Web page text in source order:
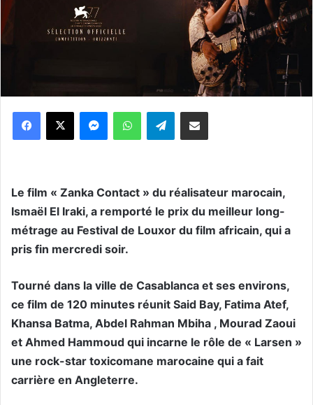
WhatsApp Telegram
Le film « Zanka Contact » du réalisateur marocain,
Ismaël El Iraki, a remporté le prix du meilleur long-
métrage au Festival de Louxor du film africain, qui a
pris fin mercredi soir.
Tourné dans la ville de Casablanca et ses environs,
ce film de 120 minutes réunit Said Bay, Fatima Atef,
Khansa Batma, Abdel Rahman Mbiha , Mourad Zaoui
et Ahmed Hammoud qui incarne le rôle de « Larsen »
une rock-star toxicomane marocaine qui a fait
carrière en Angleterre.